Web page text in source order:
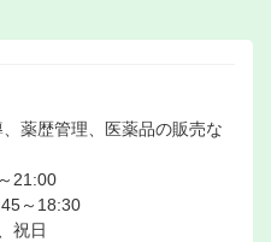
薬歴管理、医薬品の販売な
21:00
～18:30
祝日